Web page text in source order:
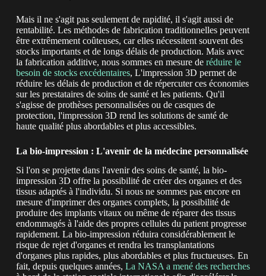
Mais il ne s'agit pas seulement de rapidité, il s'agit aussi de
rentabilité. Les méthodes de fabrication traditionnelles peuvent
être extrêmement coûteuses, car elles nécessitent souvent des
stocks importants et de longs délais de production. Mais avec
la fabrication additive, nous sommes en mesure de réduire le
besoin de stocks excédentaires, L'impression 3D permet de
réduire les délais de production et de répercuter ces économies
sur les prestataires de soins de santé et les patients. Qu'il
s'agisse de prothèses personnalisées ou de casques de
protection, l'impression 3D rend les solutions de santé de
haute qualité plus abordables et plus accessibles.
La bio-impression : L'avenir de la médecine personnalisée
Si l'on se projette dans l'avenir des soins de santé, la bio-
impression 3D offre la possibilité de créer des organes et des
tissus adaptés à l'individu. Si nous ne sommes pas encore en
mesure d'imprimer des organes complets, la possibilité de
produire des implants vitaux ou même de réparer des tissus
endommagés à l'aide des propres cellules du patient progresse
rapidement. La bio-impression réduira considérablement le
risque de rejet d'organes et rendra les transplantations
d'organes plus rapides, plus abordables et plus fructueuses. En
fait, depuis quelques années, La NASA a mené des recherches